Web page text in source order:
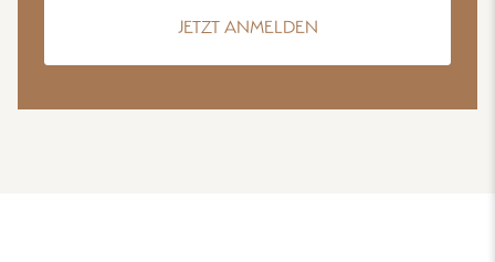
JETZT ANMELDEN